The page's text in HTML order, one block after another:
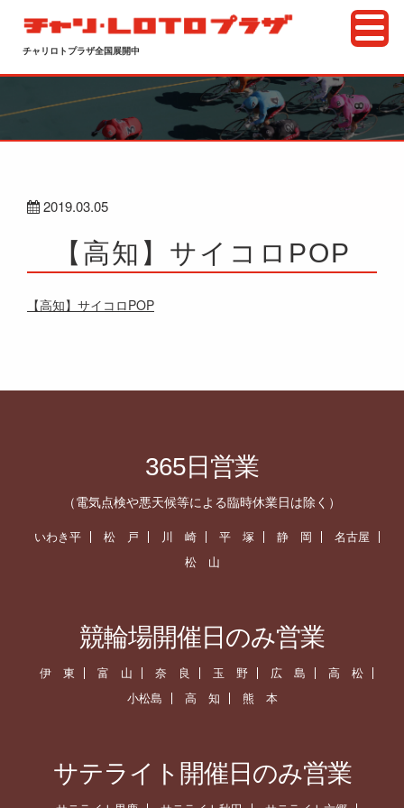
チャリロトプラザ全国展開中
2019.03.05
【高知】サイコロPOP
【高知】サイコロPOP
365日営業
（電気点検や悪天候等による臨時休業日は除く）
いわき平 松 戸 川 崎 平 塚 静 岡
名古屋
松 山
競輪場開催日のみ営業
伊 東 富 山 奈 良 玉 野 広 島
高 松
小松島
高 知 熊 本
サテライト開催日のみ営業